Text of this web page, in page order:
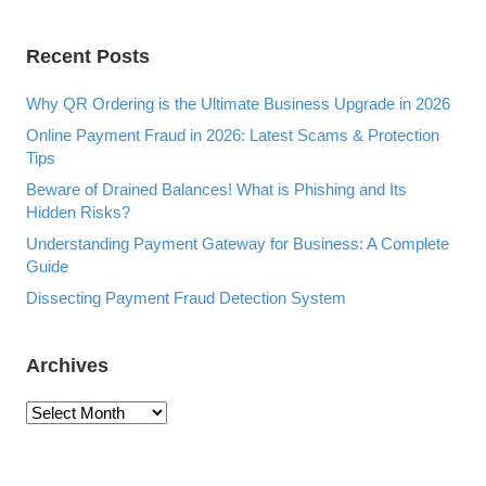
T
R
B
Y
Recent Posts
Why QR Ordering is the Ultimate Business Upgrade in 2026
Online Payment Fraud in 2026: Latest Scams & Protection
Tips
Beware of Drained Balances! What is Phishing and Its
Hidden Risks?
Understanding Payment Gateway for Business: A Complete
Guide
Dissecting Payment Fraud Detection System
Archives
A